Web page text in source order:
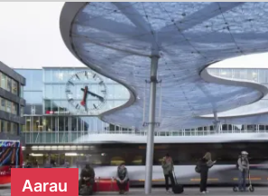
Aarau